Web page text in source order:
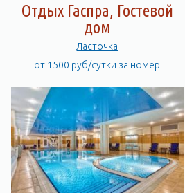
Отдых Гаспра, Гостевой
дом
Ласточка
от 1500 руб/сутки за номер